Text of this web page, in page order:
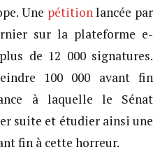
Une pétitionlancée par
sur la plateforme e-
de 12 000 signatures.
100 000 avant fin
à laquelle le Sénat
suite et étudier ainsi une
fin à cette horreur.